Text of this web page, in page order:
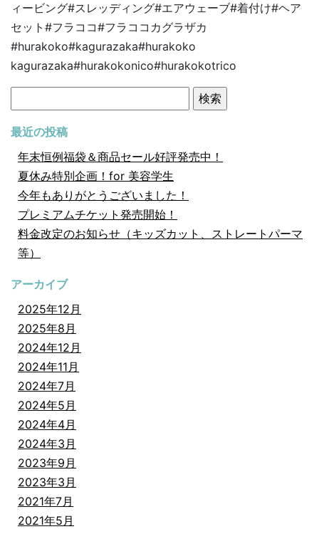
ィービング#スレッディング#エアウェーブ#着付け#ヘア
セット #フラココ#フラココカグラザカ
#hurakoko#kagurazaka#hurakoko
kagurazaka#hurakokonico#hurakokotrico
索:
最近の投稿
年末恒例福袋＆商品セール好評発売中！
夏休み特別企画！for 美容学生
今年もありがとうございました！
プレミアムチケット発売開始！
料金改定のお知らせ（キッズカット、ストレートパーマ
等）
アーカイブ
2025年12月
2025年8月
2024年12月
2024年11月
2024年7月
2024年5月
2024年4月
2024年3月
2023年9月
2023年3月
2021年7月
2021年5月